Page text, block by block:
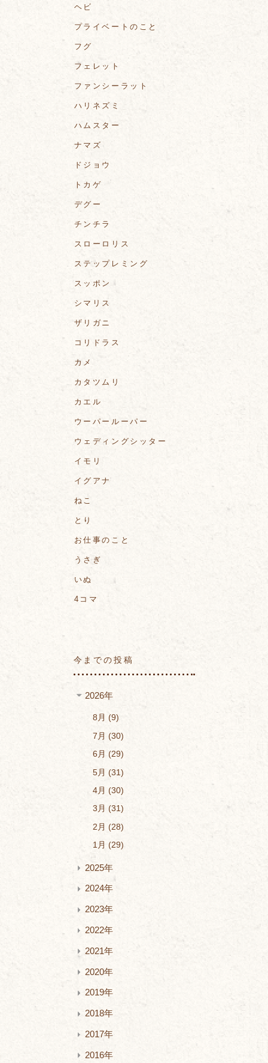
ヘビ
プライベートのこと
フグ
フェレット
ファンシーラット
ハリネズミ
ハムスター
ナマズ
ドジョウ
トカゲ
デグー
チンチラ
スローロリス
ステップレミング
スッポン
シマリス
ザリガニ
コリドラス
カメ
カタツムリ
カエル
ウーパールーパー
ウェディングシッター
イモリ
イグアナ
ねこ
とり
お仕事のこと
うさぎ
いぬ
4コマ
今までの投稿
2026年
8月
9
7月
30
6月
29
5月
31
4月
30
3月
31
2月
28
1月
29
2025年
2024年
2023年
2022年
2021年
2020年
2019年
2018年
2017年
2016年